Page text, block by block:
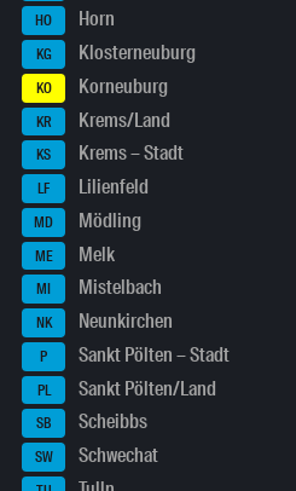
HO Horn
KG Klosterneuburg
KO Korneuburg
KR Krems/Land
KS Krems – Stadt
LF Lilienfeld
MD Mödling
ME Melk
MI Mistelbach
NK Neunkirchen
P Sankt Pölten – Stadt
PL Sankt Pölten/Land
SB Scheibbs
SW Schwechat